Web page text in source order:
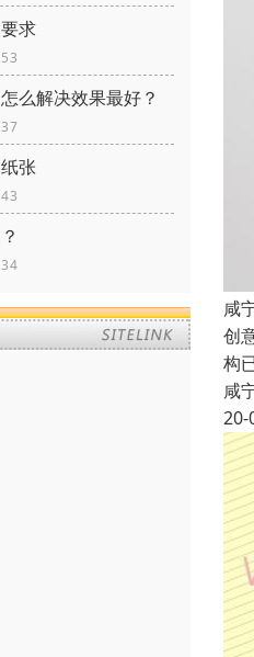
求
么解决效果最好？
张
咸
创
构
咸
20-